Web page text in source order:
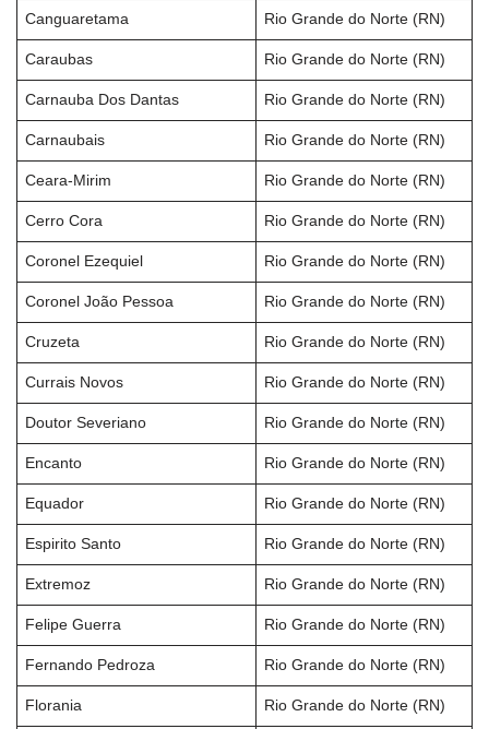
Canguaretama Rio Grande do Norte (RN)
Caraubas Rio Grande do Norte (RN)
Carnauba Dos Dantas Rio Grande do Norte (RN)
Carnaubais Rio Grande do Norte (RN)
Ceara-Mirim Rio Grande do Norte (RN)
Cerro Cora Rio Grande do Norte (RN)
Coronel Ezequiel Rio Grande do Norte (RN)
Coronel João Pessoa Rio Grande do Norte (RN)
Cruzeta Rio Grande do Norte (RN)
Currais Novos Rio Grande do Norte (RN)
Doutor Severiano Rio Grande do Norte (RN)
Encanto Rio Grande do Norte (RN)
Equador Rio Grande do Norte (RN)
Espirito Santo Rio Grande do Norte (RN)
Extremoz Rio Grande do Norte (RN)
Felipe Guerra Rio Grande do Norte (RN)
Fernando Pedroza Rio Grande do Norte (RN)
Florania Rio Grande do Norte (RN)